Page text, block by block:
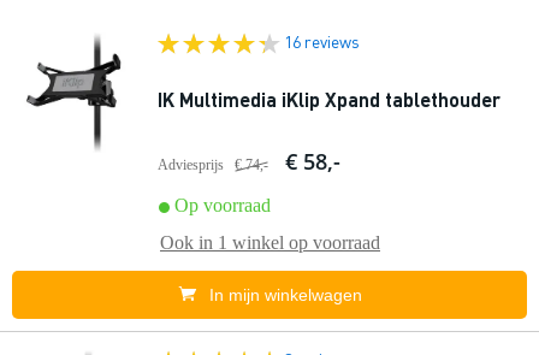
16 reviews
IK Multimedia iKlip Xpand tablethouder
Adviesprijs € 74,- € 58,-
Op voorraad
Ook in 1 winkel op voorraad
In mijn winkelwagen